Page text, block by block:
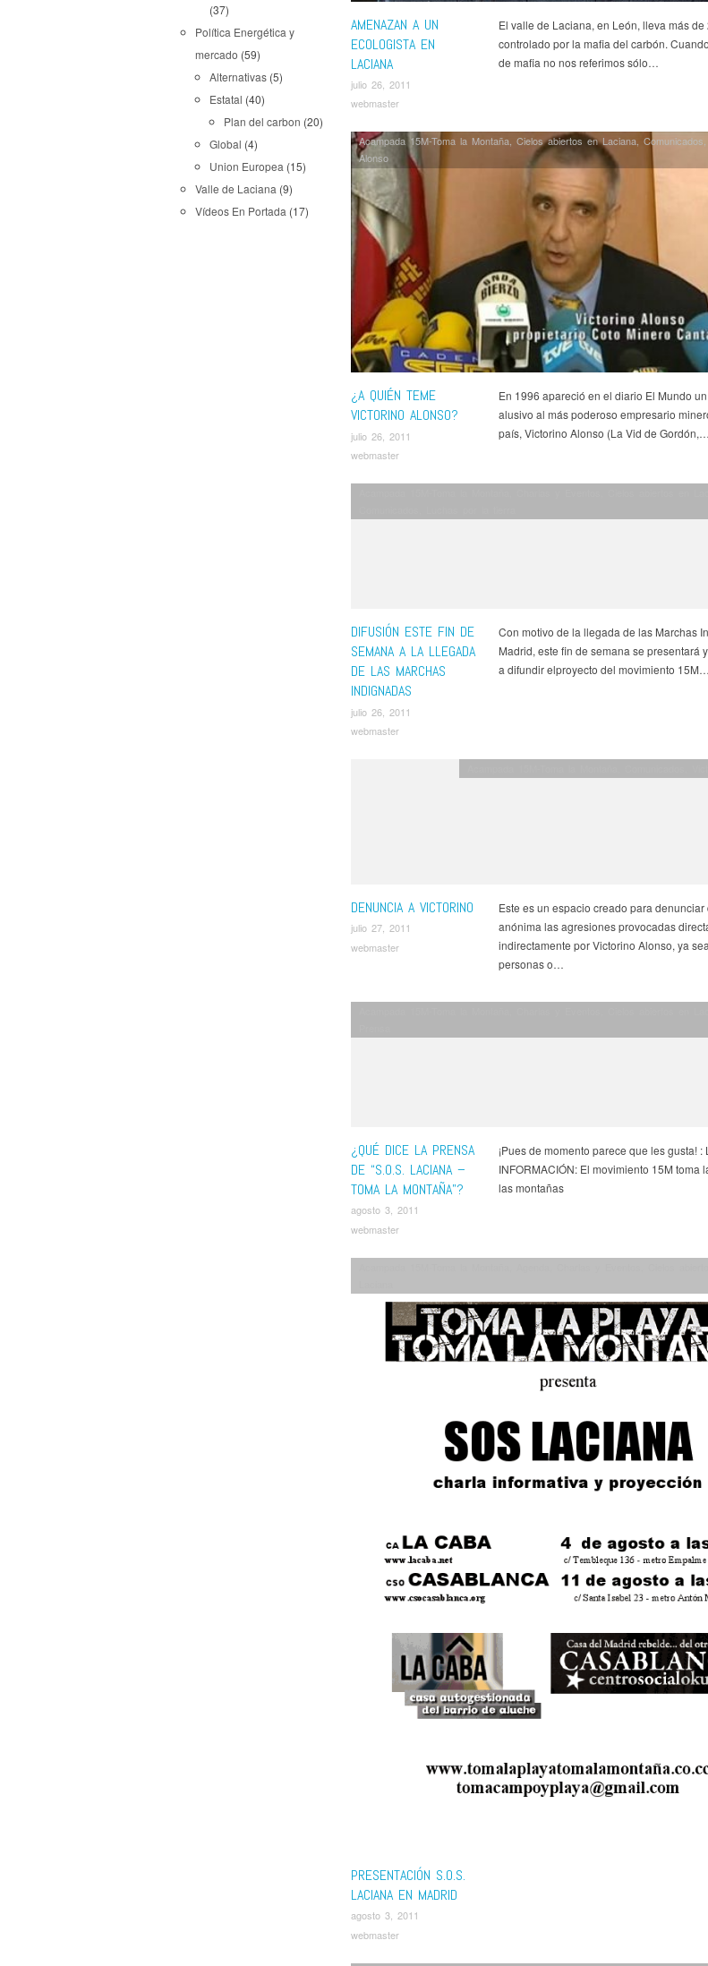
(37)
Política Energética y
mercado (59)
Alternativas (5)
Estatal (40)
Plan del carbon (20)
Global (4)
Union Europea (15)
Valle de Laciana (9)
Vídeos En Portada (17)
AMENAZAN A UN
ECOLOGISTA EN
LACIANA
julio 26, 2011
webmaster
El valle de Laciana, en León, lleva más de
controlado por la mafia del carbón.
de mafia no nos referimos sólo…
¿A QUIÉN TEME
VICTORINO ALONSO?
julio 26, 2011
webmaster
Acampada 15M-Toma la Montaña, Cielos abiertos en Laciana, Comunicados,
Alonso
En 1996 apareció en el diario El Mundo
alusivo al más poderoso empresario
país, Victorino Alonso (La Vid de Gordón,…
DIFUSIÓN ESTE FIN DE
SEMANA A LA LLEGADA
DE LAS MARCHAS
INDIGNADAS
julio 26, 2011
webmaster
Con motivo de la llegada de las Marchas
Madrid, este fin de semana se presentará
a difundir elproyecto del movimiento 15M…
DENUNCIA A VICTORINO
julio 27, 2011
webmaster
Este es un espacio creado para denunciar
anónima las agresiones provocadas
indirectamente por Victorino Alonso, ya
personas o…
¿QUÉ DICE LA PRENSA
DE “S.O.S. LACIANA –
TOMA LA MONTAÑA”?
agosto 3, 2011
webmaster
¡Pues de momento parece que les gusta! :
INFORMACIÓN: El movimiento 15M toma
las montañas
PRESENTACIÓN S.O.S.
LACIANA EN MADRID
agosto 3, 2011
webmaster